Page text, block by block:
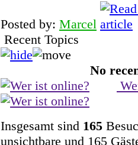
Posted by: Marcel
Recent Topics
No
Insgesamt sind 165
unsichtbare und 165